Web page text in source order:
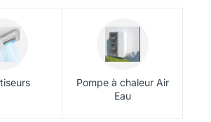
Pompe à chaleur Air
Eau